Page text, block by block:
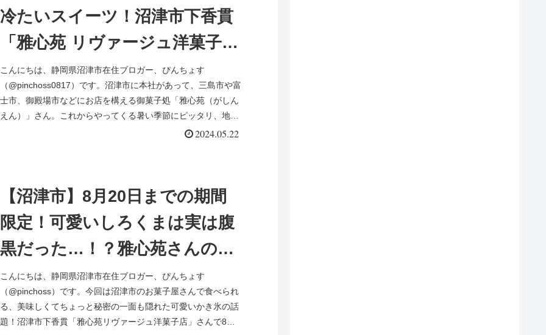
冷たいスイーツ！沼津市下香貫
「雅心苑 リヴァージュ洋菓子
店」さんで味わってきた懐かし
アイスキャンディー
こんにちは、静岡県沼津市在住ブロガー、ぴんちょす
（@pinchoss0817）です。沼津市に本社があって、三島市や富
士市、御殿場市などにお店を構える御菓子処「雅心苑（がしん
えん）」さん。これからやってくる暑い季節にピッタリ、地元
2024.05.22
【沼津市】8月20日までの期間
限定！可愛いしろくまは実は腹
黒だった…！？雅心苑さんの
「腹黒！？しろくまかき氷」を
食べてみた
こんにちは、静岡県沼津市在住ブロガー、ぴんちょす
（@pinchoss）です。今回は沼津市のお菓子屋さんで食べられ
る、美味しくてちょっと秘密の一面も隠れた可愛いかき氷の話
題！沼津市下香貫「雅心苑リヴァージュ洋菓子店」さんで8月